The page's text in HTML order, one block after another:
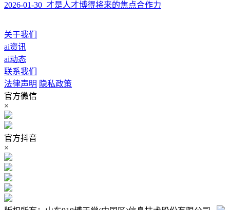
2026-01-30 才是人才博得将来的焦点合作力
关于我们
ai资讯
ai动态
联系我们
法律声明 隐私政策
官方微信
×
官方抖音
×